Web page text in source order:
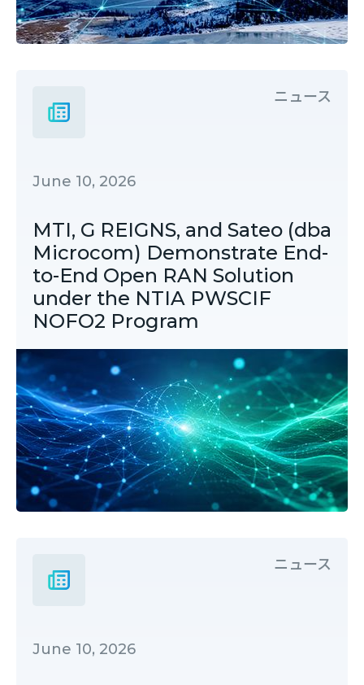
ニュース
June 10, 2026
MTI, G REIGNS, and Sateo (dba
Microcom) Demonstrate End-
to-End Open RAN Solution
under the NTIA PWSCIF
NOFO2 Program
ニュース
June 10, 2026